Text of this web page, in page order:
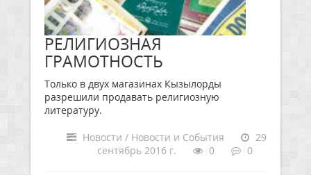
РЕЛИГИОЗНАЯ
ГРАМОТНОСТЬ
Только в двух магазинах Кызылорды
разрешили продавать религиозную
литературу.
Новости / Новости и События
29
сентябрь 2016 г.
0 0